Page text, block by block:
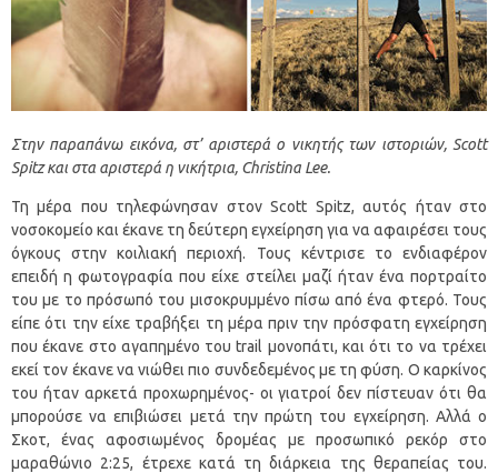
Στην παραπάνω εικόνα, στ’ αριστερά ο νικητής των ιστοριών, Scott
Spitz και στα αριστερά η νικήτρια, Christina Lee.
Τη μέρα που τηλεφώνησαν στον Scott Spitz, αυτός ήταν στο
νοσοκομείο και έκανε τη δεύτερη εγχείρηση για να αφαιρέσει τους
όγκους στην κοιλιακή περιοχή. Τους κέντρισε το ενδιαφέρον
επειδή η φωτογραφία που είχε στείλει μαζί ήταν ένα πορτραίτο
του με το πρόσωπό του μισοκρυμμένο πίσω από ένα φτερό. Τους
είπε ότι την είχε τραβήξει τη μέρα πριν την πρόσφατη εγχείρηση
που έκανε στο αγαπημένο του trail μονοπάτι, και ότι το να τρέχει
εκεί τον έκανε να νιώθει πιο συνδεδεμένος με τη φύση. Ο καρκίνος
του ήταν αρκετά προχωρημένος- οι γιατροί δεν πίστευαν ότι θα
μπορούσε να επιβιώσει μετά την πρώτη του εγχείρηση. Αλλά ο
Σκοτ, ένας αφοσιωμένος δρομέας με προσωπικό ρεκόρ στο
μαραθώνιο 2:25, έτρεχε κατά τη διάρκεια της θεραπείας του.